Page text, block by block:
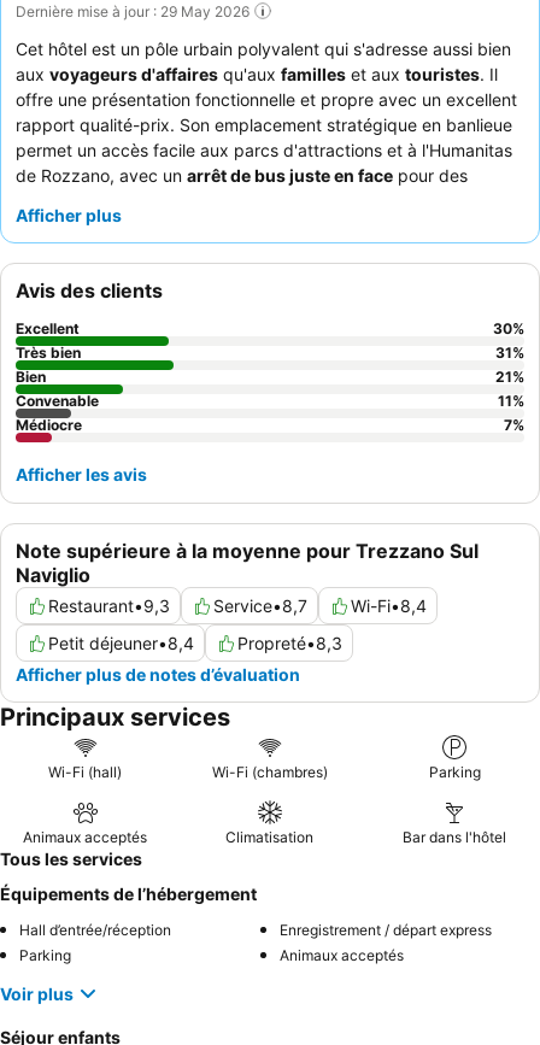
Dernière mise à jour : 29 May 2026
Cet hôtel est un pôle urbain polyvalent qui s'adresse aussi bien
aux voyageurs d'affaires qu'aux familles et aux touristes. Il
offre une présentation fonctionnelle et propre avec un excellent
rapport qualité-prix. Son emplacement stratégique en banlieue
permet un accès facile aux parcs d'attractions et à l'Humanitas
de Rozzano, avec un arrêt de bus juste en face pour des
chambres spacieuses, propres et bien entretenues, et l'un de
copieux et varié
qualité. Les clients ne tarissent pas d'éloges sur le
professionnel et exceptionnellement serviable
, en particulier
l'équipe de la réception, saluée pour son attention et sa
disponibilité à répondre aux diverses demandes. Pour un séjour
plus calme, il est conseillé aux clients de choisir une chambre
donnant sur le jardin afin d'atténuer le bruit occasionnel
extérieure.
Afficher plus
Note supérieure à la moyenne pour Trezzano Sul
Naviglio
Restaurant•9,3 Service•8,7 Wi-Fi•8,4
Petit déjeuner•8,4 Propreté•8,3
Afficher plus de notes d’évaluation
Avis des clients
Excellent 30%
Très bien
31%
Bien
21%
Convenable
11%
Médiocre
7%
Afficher les avis
Principaux services
Wi-Fi (hall) Wi-Fi (chambres) Parking
Animaux acceptés Climatisation Bar dans l'hôtel
Tous les services
Équipements de l’hébergement
Hall d’entrée/réception
Enregistrement / départ express
Parking
Animaux acceptés
Voir plus
Séjour enfants